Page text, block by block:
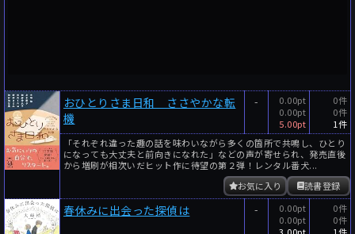
おひとりさま日和 ささやかな転
機
-
0.00pt
0.00pt
5.00pt
0件
0件
1件
「それぞれ違った趣の話を味わいながら多くの箇所で共鳴し、ひとり
になっても大丈夫と前向きになれた」などの声が寄せられ、発売直後
から増刷が相次いだヒット作に待望の第２弾！レンタル番犬...
読書登録
お気に入り
春休みに出会った探偵は -
0.00pt
0.00pt
3.00pt
0件
0件
1件